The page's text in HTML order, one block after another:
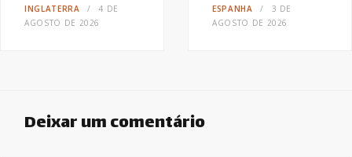
INGLATERRA
4 DE
AGOSTO DE 2026
ESPANHA
3 DE
AGOSTO DE 2026
Deixar um comentário